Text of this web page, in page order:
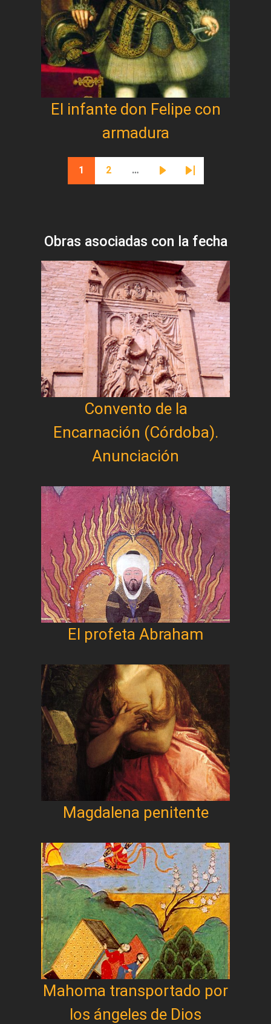
El infante don Felipe con
armadura
Paginación
Página actual
1
Página
2 …
Siguiente página
Última página
Obras asociadas con la fecha
Convento de la
Encarnación (Córdoba).
Anunciación
El profeta Abraham
Magdalena penitente
Mahoma transportado por
los ángeles de Dios